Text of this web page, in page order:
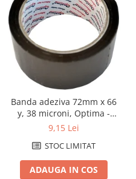
Banda adeziva 72mm x 66
y, 38 microni, Optima -
maro
9,15 Lei
STOC LIMITAT
ADAUGA IN COS